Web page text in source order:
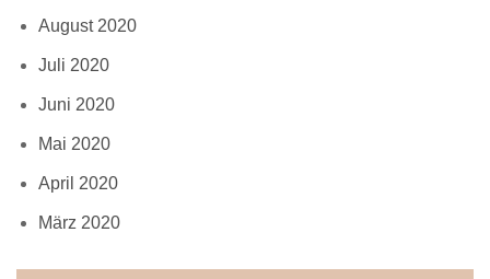
August 2020
Juli 2020
Juni 2020
Mai 2020
April 2020
März 2020